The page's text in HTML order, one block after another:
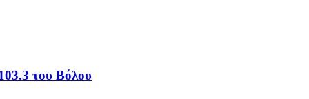
του Βόλου